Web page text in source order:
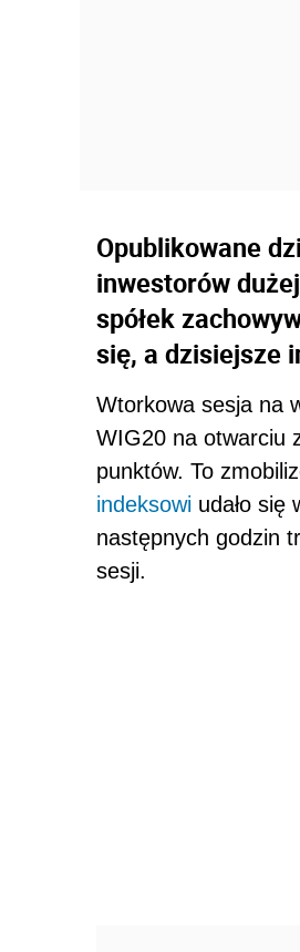
Opublikowane
inwestorów
spółek
się, a dzisiejsze
Wtorkowa sesja na
WIG20 na otwarciu
punktów. To
indeksowi udało się
następnych godzin
sesji.